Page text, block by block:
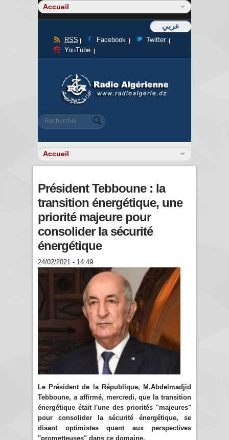
عربي
RSS Facebook
Twitter
YouTube
Formulaire de recherche
Rechercher
Président Tebboune : la
transition énergétique, une
priorité majeure pour
consolider la sécurité
énergétique
24/02/2021 - 14:49
Le Président de la République, M.Abdelmadjid
Tebboune, a affirmé, mercredi, que la transition
énergétique était l'une des priorités "majeures"
pour consolider la sécurité énergétique, se
disant optimistes quant aux perspectives
"prometteuses" dans ce domaine.